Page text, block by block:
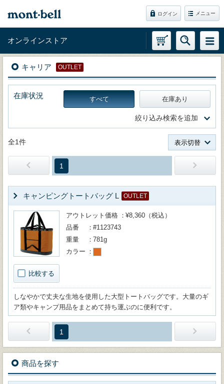
ログイン メニュー
オンラインストア
キャリア OUTLET
在庫状況 すべて 在庫あり
絞り込み検索を追加
全1件 表示切替
1
キャンピングトートバッグ L OUTLET
比較する
アウトレット価格
¥8,360（税込）
品番
#1123743
重量
781g
カラー
しなやかで丈夫な生地を使用した大型トートバッグです。大量のギ
ア類やキャンプ用品をまとめて持ち運ぶのに便利です。
1
商品を探す